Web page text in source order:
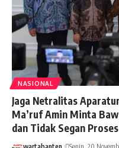
NASIONAL
Jaga Netralitas
Ma’ruf Amin Minta
dan Tidak Segan